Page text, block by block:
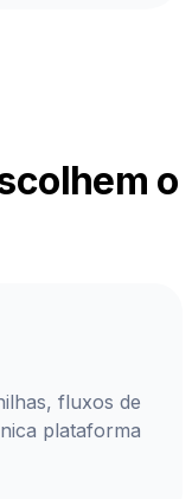
o
fluxos de
plataforma